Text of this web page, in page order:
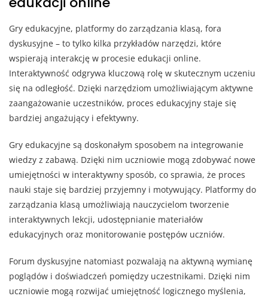
Gry edukacyjne, platformy do zarządzania klasą, fora
dyskusyjne – to tylko kilka przykładów narzędzi, które
wspierają interakcję w procesie edukacji online.
Interaktywność odgrywa kluczową rolę w skutecznym uczeniu
się na odległość. Dzięki narzędziom umożliwiającym aktywne
zaangażowanie uczestników, proces edukacyjny staje się
bardziej angażujący i efektywny.
Gry edukacyjne są doskonałym sposobem na integrowanie
wiedzy z zabawą. Dzięki nim uczniowie mogą zdobywać nowe
umiejętności w interaktywny sposób, co sprawia, że proces
nauki staje się bardziej przyjemny i motywujący. Platformy do
zarządzania klasą umożliwiają nauczycielom tworzenie
interaktywnych lekcji, udostępnianie materiałów
edukacyjnych oraz monitorowanie postępów uczniów.
Forum dyskusyjne natomiast pozwalają na aktywną wymianę
poglądów i doświadczeń pomiędzy uczestnikami. Dzięki nim
uczniowie mogą rozwijać umiejętność logicznego myślenia,